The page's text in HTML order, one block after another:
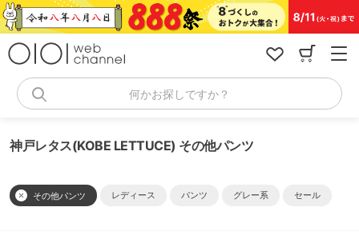
コ
ン
何かお探しですか？
神戸レタス(KOBE LETTUCE) その他パンツ
その他パンツ レディース パンツ グレー系 セール